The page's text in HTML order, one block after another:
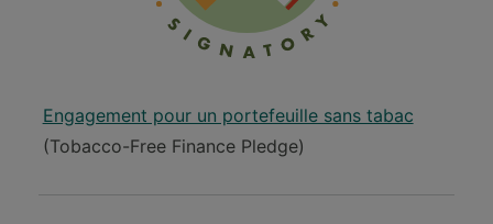
Engagement pour un portefeuille sans tabac
(Tobacco-Free Finance Pledge)